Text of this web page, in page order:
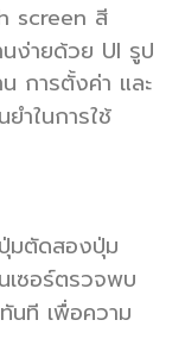
screen สี
ง่ายด้วย UI รูป
การตั้งค่า และ
ำในการใช้
มตัดสองปุ่ม
เซอร์ตรวจพบ
นที เพื่อความ